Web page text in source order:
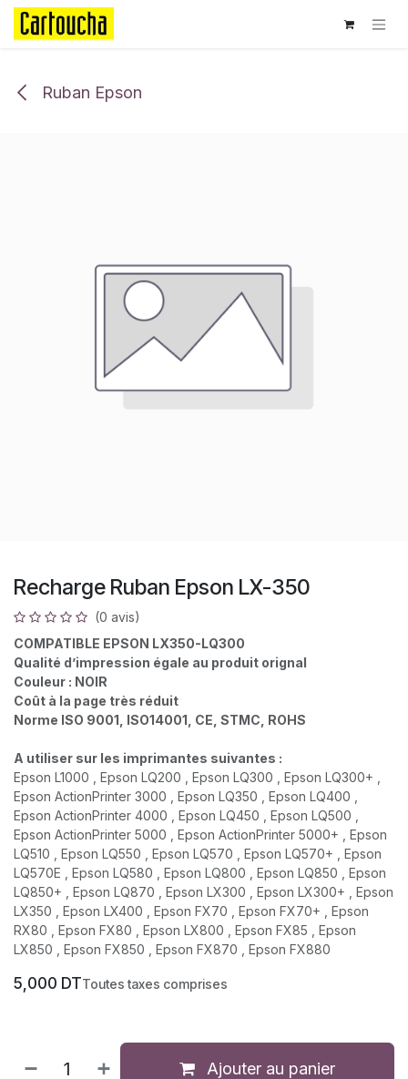
Se rendre au contenu
Ruban Epson
Recharge Ruban Epson LX-350
(0 avis)
COMPATIBLE EPSON LX350-LQ300
Qualité d’impression égale au produit orignal
Couleur : NOIR
Coût à la page très réduit
Norme ISO 9001, ISO14001, CE, STMC, ROHS
A utiliser sur les imprimantes suivantes :
Epson L1000 , Epson LQ200 , Epson LQ300 , Epson LQ300+ ,
Epson ActionPrinter 3000 , Epson LQ350 , Epson LQ400 ,
Epson ActionPrinter 4000 , Epson LQ450 , Epson LQ500 ,
Epson ActionPrinter 5000 , Epson ActionPrinter 5000+ , Epson
LQ510 , Epson LQ550 , Epson LQ570 , Epson LQ570+ , Epson
LQ570E , Epson LQ580 , Epson LQ800 , Epson LQ850 , Epson
LQ850+ , Epson LQ870 , Epson LX300 , Epson LX300+ , Epson
LX350 , Epson LX400 , Epson FX70 , Epson FX70+ , Epson
RX80 , Epson FX80 , Epson LX800 , Epson FX85 , Epson
LX850 , Epson FX850 , Epson FX870 , Epson FX880
5,000 DTToutes taxes comprises
Ajouter au panier